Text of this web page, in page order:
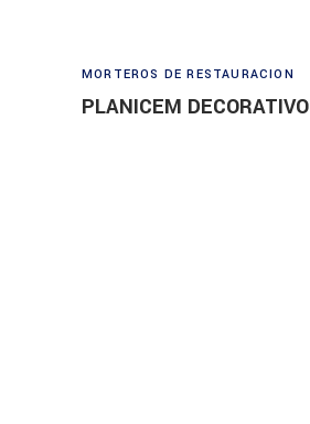
Read more
MORTEROS DE RESTAURACION
PLANICEM DECORATIVO